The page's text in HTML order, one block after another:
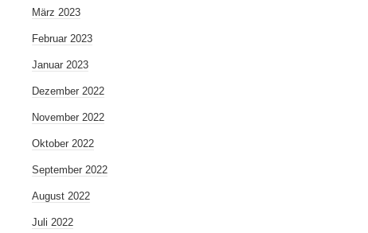
März 2023
Februar 2023
Januar 2023
Dezember 2022
November 2022
Oktober 2022
September 2022
August 2022
Juli 2022